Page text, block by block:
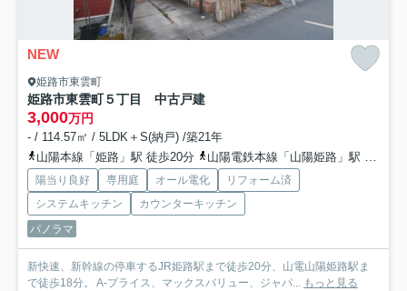
NEW
姫路市東雲町
姫路市東雲町５丁目 中古戸建
3,000万円
- / 114.57㎡ / 5LDK＋S(納戸) /築21年
山陽本線「姫路」駅 徒歩20分
山陽電鉄本線「山陽姫路」駅 徒歩18分
陽当り良好 専用庭 オール電化
リフォーム済
システムキッチン
カウンターキッチン
パノラマ
新快速、新幹線の停車するJR姫路駅まで徒歩20分、山電山陽姫路駅ま
で徒歩18分。 A-プライス、マックスバリュー、ジャパ... もっと見る